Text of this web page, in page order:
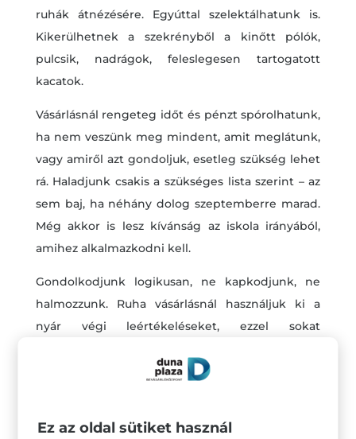
ruhák átnézésére. Egyúttal szelektálhatunk is.
Kikerülhetnek a szekrényből a kinőtt pólók,
pulcsik, nadrágok, feleslegesen tartogatott
kacatok.
Vásárlásnál rengeteg időt és pénzt spórolhatunk,
ha nem veszünk meg mindent, amit meglátunk,
vagy amiről azt gondoljuk, esetleg szükség lehet
rá. Haladjunk csakis a szükséges lista szerint – az
sem baj, ha néhány dolog szeptemberre marad.
Még akkor is lesz kívánság az iskola irányából,
amihez alkalmazkodni kell.
Gondolkodjunk logikusan, ne kapkodjunk, ne
halmozzunk. Ruha vásárlásnál használjuk ki a
nyár végi leértékeléseket, ezzel sokat
Ez az oldal sütiket használ